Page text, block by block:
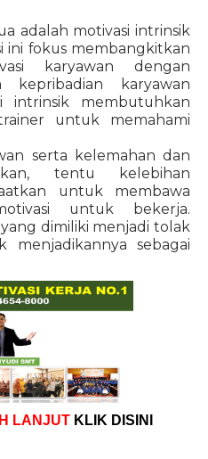
adalah motivasi intrinsik
ini fokus membangkitkan
karyawan dengan
karyawan
intrinsik membutuhkan
untuk memahami
serta kelemahan dan
tentu kelebihan
untuk membawa
untuk bekerja.
dimiliki menjadi tolak
sebagai
LANJUT KLIK DISINI